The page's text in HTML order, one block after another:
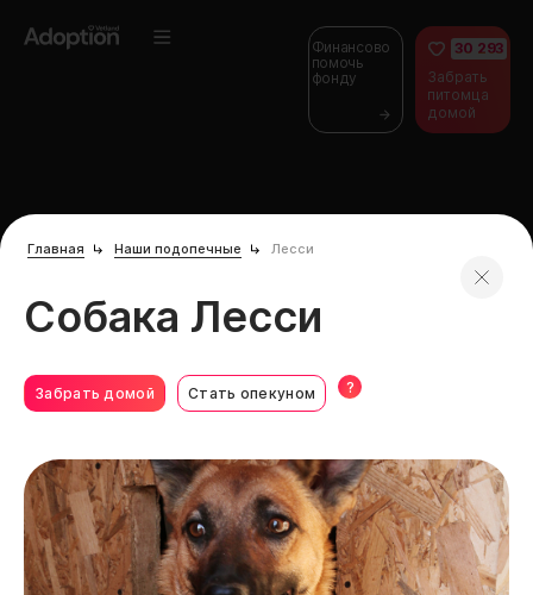
Финансово
помочь
фонду
30 293
Забрать
питомца
домой
Главная Наши подопечные Лесси
Собака Лесси
Забрать домой Стать опекуном ?